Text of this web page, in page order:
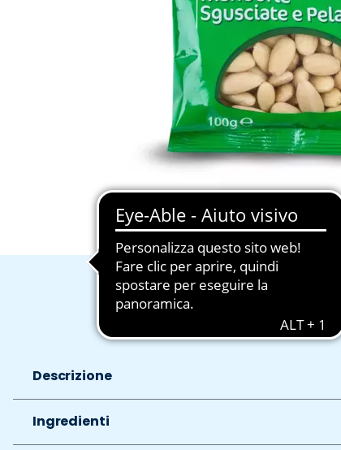
Descrizione
Ingredienti